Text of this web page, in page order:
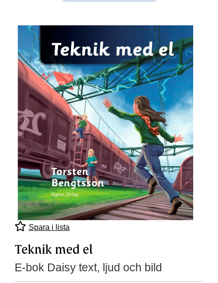
Spara i lista
Teknik med el
E-bok Daisy text, ljud och bild